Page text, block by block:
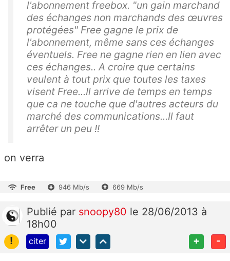
l'abonnement freebox. "un gain marchand
des échanges non marchands des œuvres
protégées" Free gagne le prix de
l'abonnement, même sans ces échanges
éventuels. Free ne gagne rien en lien avec
ces échanges.. A croire que certains
veulent à tout prix que toutes les taxes
visent Free...Il arrive de temps en temps
que ca ne touche que d'autres acteurs du
marché des communications...Il faut
arrêter un peu !!
on verra
Free 946 Mb/s 669 Mb/s
Publié par snoopy80 le 28/06/2013 à
18h00
!
citer + -